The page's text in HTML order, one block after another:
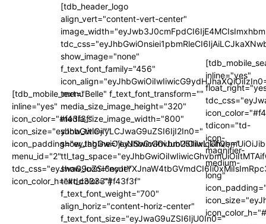
[tdb_mobile_menu
inline="yes"
icon_color="#f43f3f"
icon_size="eyJhbGwiOjIyLCJwaG9uZSI6IjI2In0="
icon_padding="eyJhbGwiOjIuNSwicGhvbmUiOiIxLjkifQ=="
menu_id="2"
icon_color_h="#dd3333"]
[tdb_header_logo
align_vert="content-vert-center"
show_image="none"
f_text_font_family="456"
text="Belle" f_text_font_transform=""
media_size_image_height="320"
media_size_image_width="800"
show_title=""
show_icon="none"
text_color="#f43f3f"
f_text_font_weight="700"
align_horiz="content-horiz-center"
f_text_font_size="eyJwaG9uZSI6IjU0In0="
inline="yes"
tdicon="td-
icon-
magnifier-
medium-
long"